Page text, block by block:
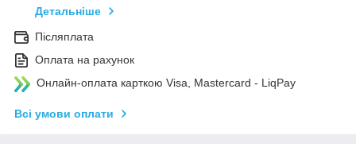
Детальніше
Післяплата
Оплата на рахунок
Онлайн-оплата карткою Visa, Mastercard - LiqPay
Всі умови оплати